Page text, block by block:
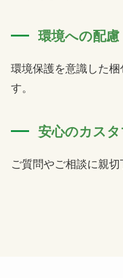
環境への配慮
環境保護を意識した
す。
安心のカス
ご質問やご相談に親切